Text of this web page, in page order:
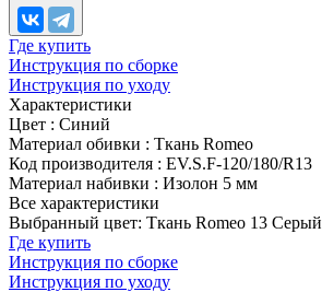
Где купить
Инструкция по сборке
Инструкция по уходу
Характеристики
Цвет : Синий
Материал обивки : Ткань Romeo
Код производителя : EV.S.F-120/180/R13
Материал набивки : Изолон 5 мм
Все характеристики
Выбранный цвет: Ткань Romeo 13 Серый
Где купить
Инструкция по сборке
Инструкция по уходу